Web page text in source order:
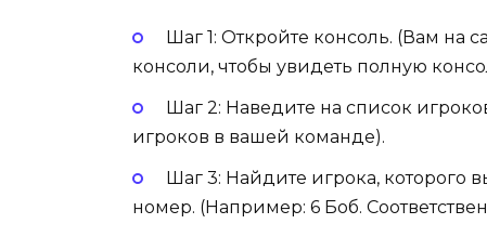
Шаг 1: Откройте консоль. (Вам
консоли, чтобы увидеть полную
Шаг 2: Наведите на список
игроков в вашей команде).
Шаг 3: Найдите игрока, которого
номер. (Например: 6 Боб.